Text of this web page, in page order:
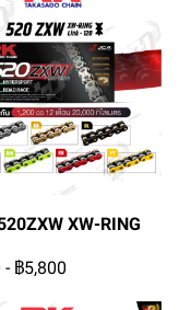
XW-RING
- ฿5,800